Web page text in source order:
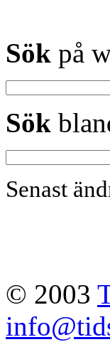
Sök på
Sök
Senast
© 2003